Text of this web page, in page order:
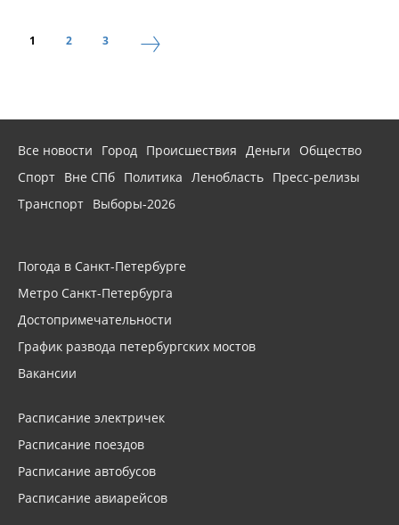
1 2 3
Все новости Город Происшествия Деньги
Общество
Спорт Вне СПб Политика Ленобласть Пресс-релизы
Транспорт Выборы-2026
Погода в Санкт-Петербурге
Метро Санкт-Петербурга
Достопримечательности
График развода петербургских мостов
Вакансии
Расписание электричек
Расписание поездов
Расписание автобусов
Расписание авиарейсов